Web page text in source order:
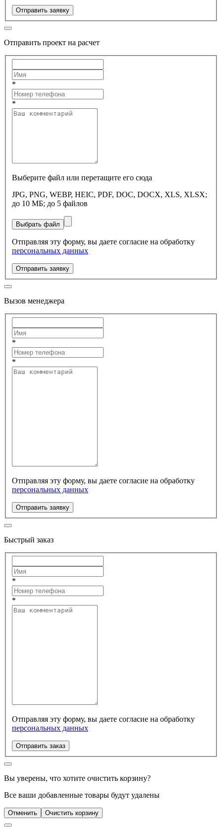
Отправить заявку
Отправить проект на расчет
*
*
Выберите файл или перетащите его сюда
JPG, PNG, WEBP, HEIC, PDF, DOC, DOCX, XLS, XLSX;
до 10 МБ; до 5 файлов
Выбрать файл
Отправляя эту форму, вы даете согласие на обработку
персональных данных
Отправить заявку
Вызов менеджера
*
*
Отправляя эту форму, вы даете согласие на обработку
персональных данных
Отправить заявку
Быстрый заказ
*
*
Отправляя эту форму, вы даете согласие на обработку
персональных данных
Отправить заказ
Вы уверены, что хотите очистить корзину?
Все ваши добавленные товары будут удалены
Отменить Очистить корзину